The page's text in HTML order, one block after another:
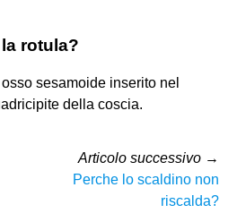
rotula?
sesamoide inserito nel
della coscia.
Articolo successivo →
Perche lo scaldino non
riscalda?